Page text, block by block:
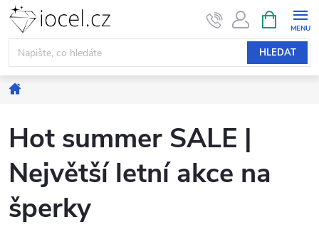
Přejít
obsah
HLEDAT
NÁKUPNÍ
KOŠÍK
Hot summer SALE |
Největší letní akce na
šperky